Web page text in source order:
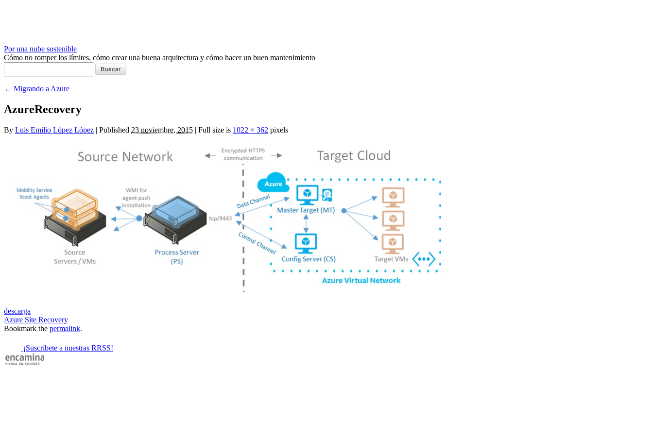
Por una nube sostenible
Cómo no romper los límites, cómo crear una buena arquitectura y cómo hacer un buen mantenimiento
← Migrando a Azure
AzureRecovery
By Luis Emilio López López | Published 23 noviembre, 2015 | Full size is 1022 × 362 pixels
descarga
Azure Site Recovery
Bookmark the permalink.
¡Suscríbete a nuestras RRSS!